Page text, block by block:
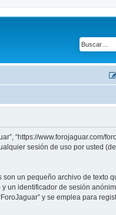
“https://www.forojaguar.com/
sesión de uso por usted
un pequeño archivo de texto
un identificador de sesión
y se emplea para